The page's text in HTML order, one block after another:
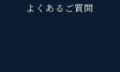
よくあるご質問